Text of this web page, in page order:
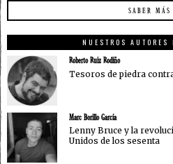
SABER
NUESTROS
Roberto Ruiz Rodiño
Tesoros de piedra
Marc Borillo García
Lenny Bruce y la
Unidos de los sesenta